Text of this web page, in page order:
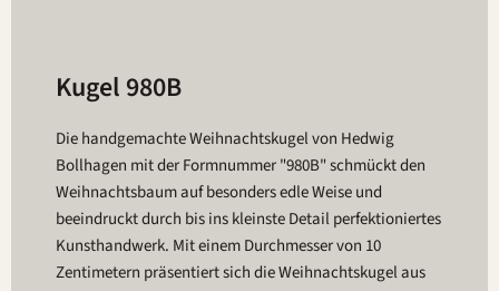
Kugel 980B
Die handgemachte Weihnachtskugel von Hedwig
Bollhagen mit der Formnummer "980B" schmückt den
Weihnachtsbaum auf besonders edle Weise und
beeindruckt durch bis ins kleinste Detail perfektioniertes
Kunsthandwerk. Mit einem Durchmesser von 10
Zentimetern präsentiert sich die Weihnachtskugel aus